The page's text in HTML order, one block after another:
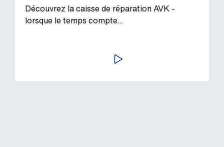
Découvrez la caisse de réparation AVK -
lorsque le temps compte...
LIRE